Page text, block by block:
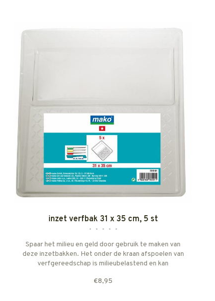
inzet verfbak 31 x 35 cm, 5 st
• • • • •
Spaar het milieu en geld door gebruik te maken van
deze inzetbakken. Het onder de kraan afspoelen van
verfgereedschap is milieubelastend en kan
€8,95